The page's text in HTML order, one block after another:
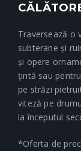
Traversează o
subterane și
și opere
țintă sau
pe străzi
viteză pe
la începutul
*Oferta de